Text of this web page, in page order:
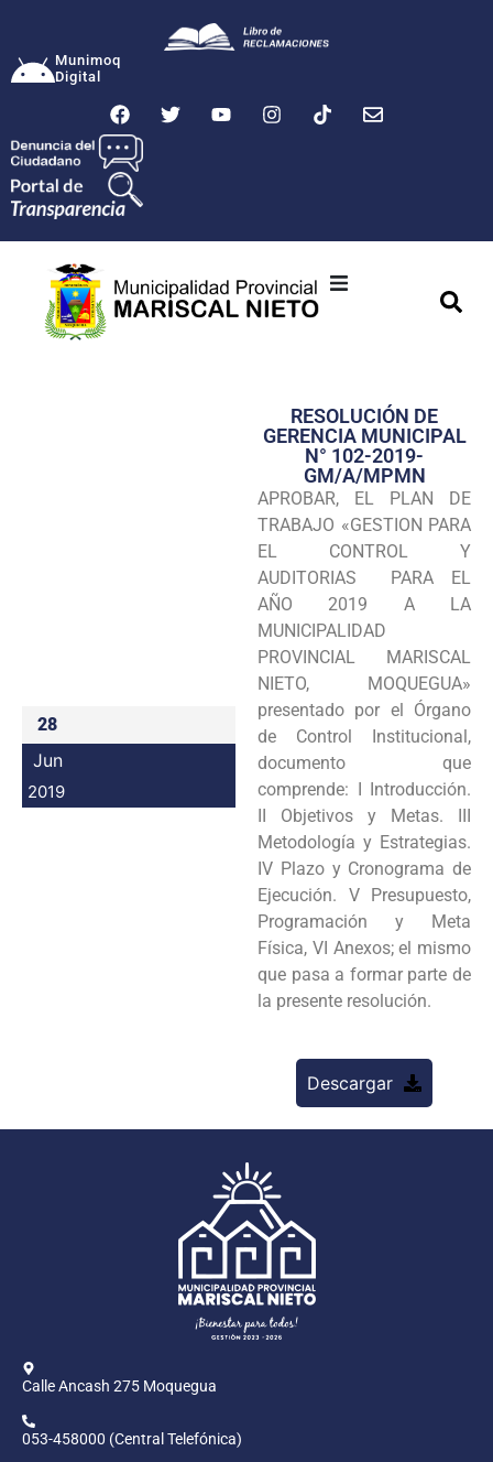
Munimoq
Digital
Transparencia
Seguridad
Programas
Intranet
28
Jun
2019
RESOLUCIÓN DE
GERENCIA MUNICIPAL
N° 102-2019-
GM/A/MPMN
APROBAR, EL PLAN DE
TRABAJO «GESTION PARA
EL CONTROL Y
AUDITORIAS PARA EL
AÑO 2019 A LA
MUNICIPALIDAD
PROVINCIAL MARISCAL
NIETO, MOQUEGUA»
presentado por el Órgano
de Control Institucional,
documento que
comprende: I Introducción.
II Objetivos y Metas. III
Metodología y Estrategias.
IV Plazo y Cronograma de
Ejecución. V Presupuesto,
Programación y Meta
Física, VI Anexos; el mismo
que pasa a formar parte de
la presente resolución.
Descargar
Calle Ancash 275 Moquegua
053-458000 (Central Telefónica)